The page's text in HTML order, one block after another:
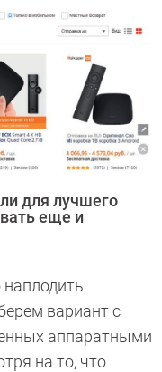
для лучшего
еще и
вариант с
аппаратными
на то, что